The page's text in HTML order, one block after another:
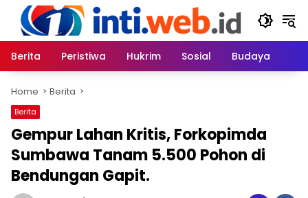
content
Berita
Peristiwa Hukrim Sosial Budaya
Home Berita
Berita
Gempur Lahan Kritis, Forkopimda
Sumbawa Tanam 5.500 Pohon di
Bendungan Gapit.